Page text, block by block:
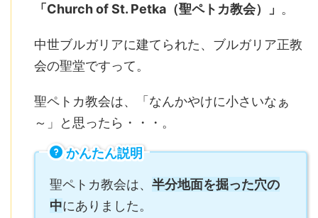
「Church of St. Petka（聖ペトカ教会）」 。
中世ブルガリアに建てられた、ブルガリア正教
会の聖堂ですって。
聖ペトカ教会は、「なんかやけに小さいなぁ
～」と思ったら・・・。
かんたん説明
聖ペトカ教会は、 半分地面を掘った穴の
中にありました。